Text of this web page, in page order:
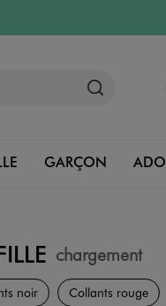
GARÇON ADO
chargement
noir Collants rouge